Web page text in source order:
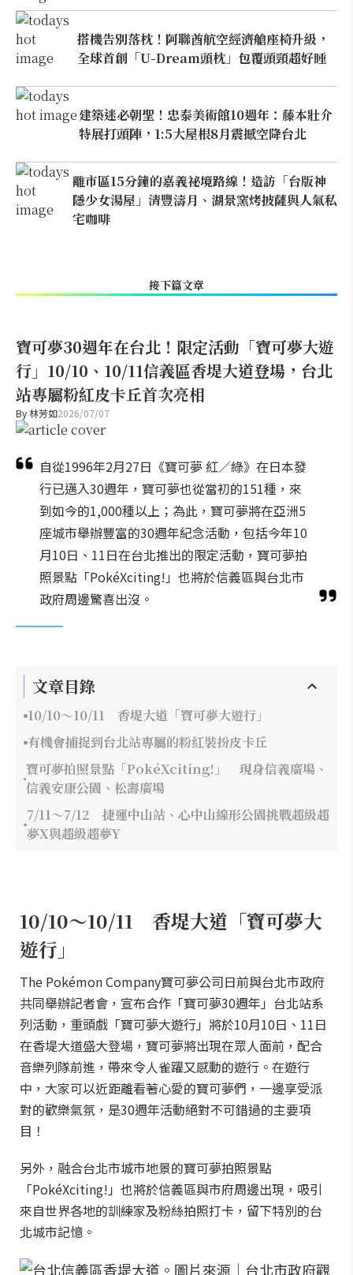
搭機告別落枕！阿聯酋航空經濟艙座椅升級，
全球首創「U-Dream頭枕」包覆頭頸超好睡
建築迷必朝聖！忠泰美術館10週年：藤本壯介
特展打頭陣，1:5大屋根8月震撼空降台北
離市區15分鐘的嘉義祕境路線！造訪「台版神
隱少女湯屋」清豐濤月、湖景窯烤披薩與人氣私
宅咖啡
接下篇文章
寶可夢30週年在台北！限定活動「寶可夢大遊
行」10/10、10/11信義區香堤大道登場，台北
站專屬粉紅皮卡丘首次亮相
By林芳如2026/07/07
自從1996年2月27日《寶可夢 紅／綠》在日本發
行已邁入30週年，寶可夢也從當初的151種，來
到如今的1,000種以上；為此，寶可夢將在亞洲5
座城市舉辦豐富的30週年紀念活動，包括今年10
月10日、11日在台北推出的限定活動，寶可夢拍
照景點「PokéXciting!」也將於信義區與台北市
政府周邊驚喜出沒。
文章目錄
10/10～10/11 香堤大道「寶可夢大遊行」
有機會捕捉到台北站專屬的粉紅裝扮皮卡丘
寶可夢拍照景點「PokéXciting!」 現身信義廣場、
信義安康公園、松壽廣場
7/11～7/12 捷運中山站、心中山線形公園挑戰超級超
夢X與超級超夢Y
10/10～10/11 香堤大道「寶可夢大
遊行」
The Pokémon Company寶可夢公司日前與台北市政府
共同舉辦記者會，宣布合作「寶可夢30週年」台北站系
列活動，重頭戲「寶可夢大遊行」將於10月10日、11日
在香堤大道盛大登場，寶可夢將出現在眾人面前，配合
音樂列隊前進，帶來令人雀躍又感動的遊行。在遊行
中，大家可以近距離看著心愛的寶可夢們，一邊享受派
對的歡樂氣氛，是30週年活動絕對不可錯過的主要項
目！
另外，融合台北市城市地景的寶可夢拍照景點
「PokéXciting!」也將於信義區與市府周邊出現，吸引
來自世界各地的訓練家及粉絲拍照打卡，留下特別的台
北城市記憶。